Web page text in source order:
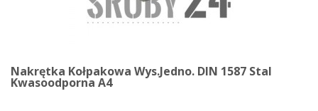
Nakrętka Kołpakowa Wys.jedno. DIN 1587 Stal
Kwasoodporna A4